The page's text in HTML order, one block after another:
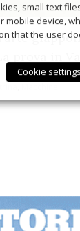
prova in
small text
mobile device,
that the user
Cookie settings